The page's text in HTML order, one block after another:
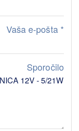
Vaša e-pošta *
Sporočilo